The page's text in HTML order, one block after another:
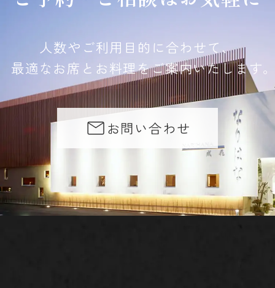
人数やご利用目的に合わせて、
最適なお席とお料理をご案内いたします
お問い合わせ